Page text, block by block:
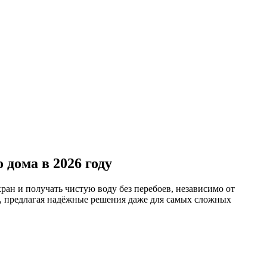
в 2026 году
и получать чистую воду без перебоев, независимо от
надёжные решения даже для самых сложных